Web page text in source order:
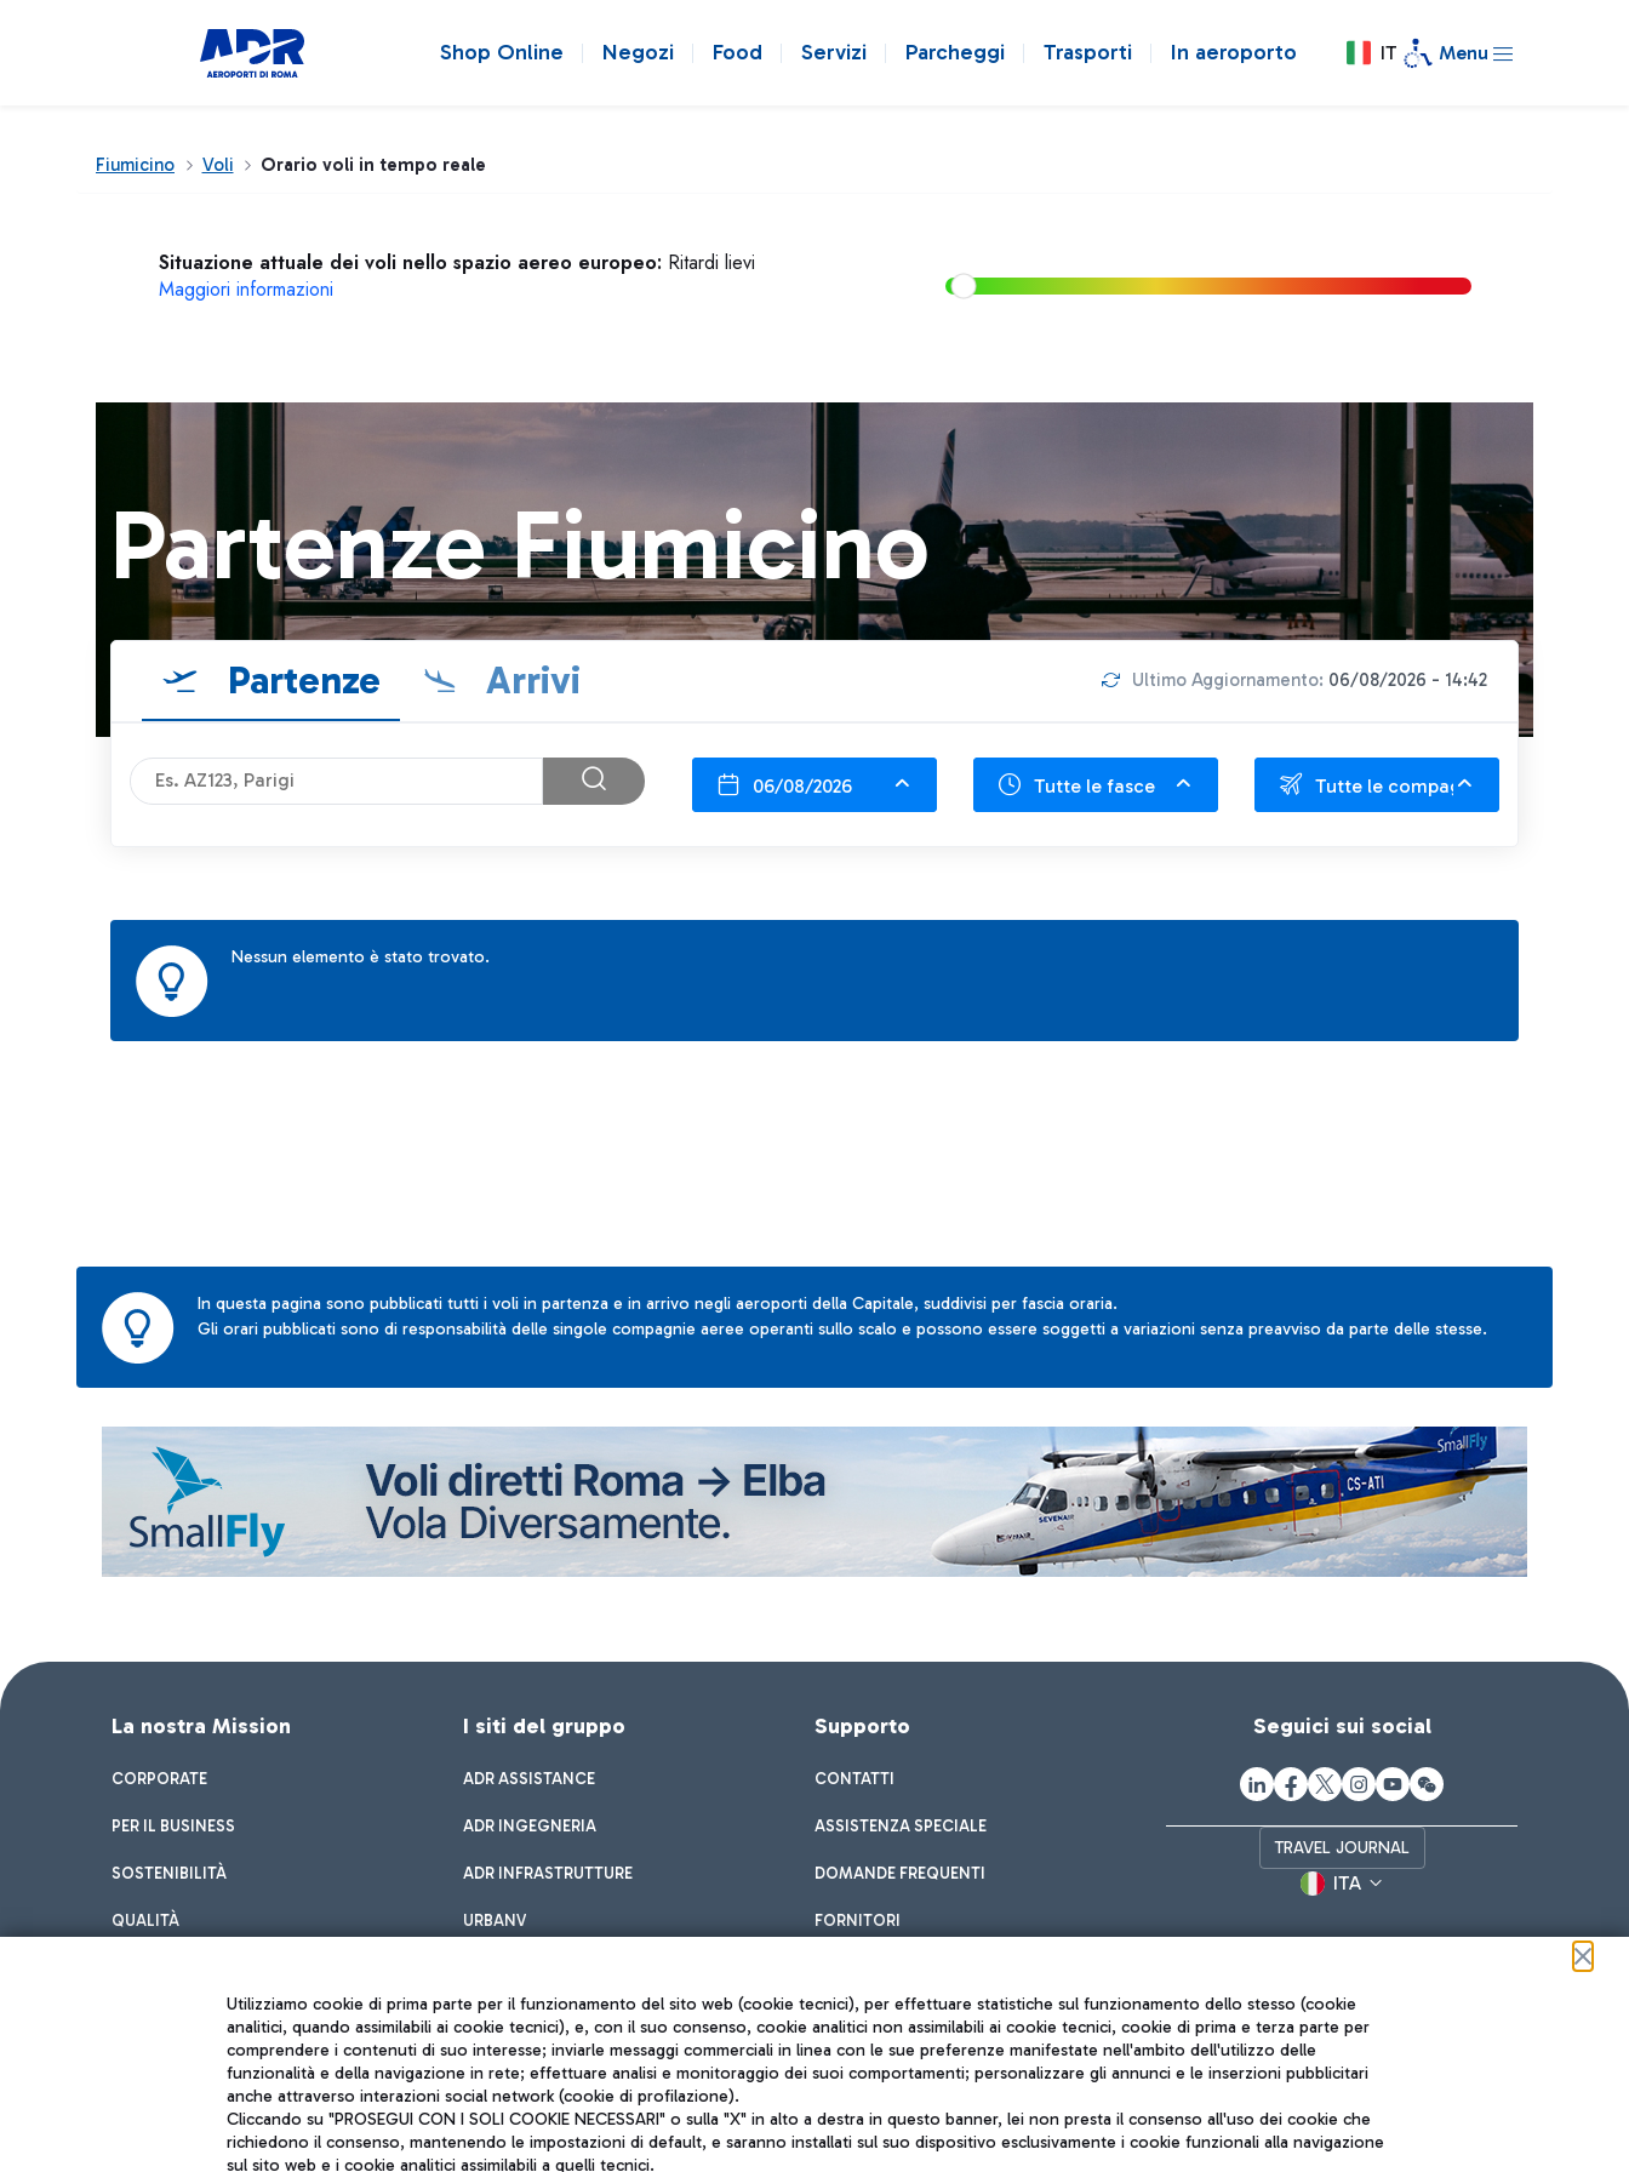
Shop Online Negozi Food Servizi Parcheggi Trasporti In aeroporto IT Menu
Fiumicino Voli Orario voli in tempo reale
Situazione attuale dei voli nello spazio aereo europeo: Ritardi lievi
Maggiori informazioni
Partenze Fiumicino
Partenze Arrivi Ultimo Aggiornamento: 06/08/2026 - 14:42
06/08/2026 Tutte le fasce Tutte le compagnie
Nessun elemento è stato trovato.
In questa pagina sono pubblicati tutti i voli in partenza e in arrivo negli aeroporti della Capitale, suddivisi per fascia oraria.
Gli orari pubblicati sono di responsabilità delle singole compagnie aeree operanti sullo scalo e possono essere soggetti a variazioni senza preavviso da parte delle stesse.
La nostra Mission
CORPORATE
PER IL BUSINESS
SOSTENIBILITÀ
QUALITÀ
I siti del gruppo
ADR ASSISTANCE
ADR INGEGNERIA
ADR INFRASTRUTTURE
URBANV
Supporto
CONTATTI
ASSISTENZA SPECIALE
DOMANDE FREQUENTI
FORNITORI
Seguici sui social
TRAVEL JOURNAL
ITA
Note legali
Mappa sito
Roma FCO
L'aeroporto stellato
Utilizziamo cookie di prima parte per il funzionamento del sito web (cookie tecnici), per effettuare statistiche sul funzionamento dello stesso (cookie
analitici, quando assimilabili ai cookie tecnici), e, con il suo consenso, cookie analitici non assimilabili ai cookie tecnici, cookie di prima e terza parte per
comprendere i contenuti di suo interesse; inviarle messaggi commerciali in linea con le sue preferenze manifestate nell'ambito dell'utilizzo delle
funzionalità e della navigazione in rete; effettuare analisi e monitoraggio dei suoi comportamenti; personalizzare gli annunci e le inserzioni pubblicitari
anche attraverso interazioni social network (cookie di profilazione).
Cliccando su "PROSEGUI CON I SOLI COOKIE NECESSARI" o sulla "X" in alto a destra in questo banner, lei non presta il consenso all'uso dei cookie che
richiedono il consenso, mantenendo le impostazioni di default, e saranno installati sul suo dispositivo esclusivamente i cookie funzionali alla navigazione
sul sito web e i cookie analitici assimilabili a quelli tecnici.